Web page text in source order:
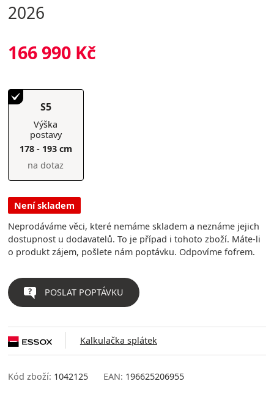
2026
166 990 Kč
S5
Výška
postavy
178 - 193 cm
na dotaz
Není skladem
Neprodáváme věci, které nemáme skladem a neznáme jejich
dostupnost u dodavatelů. To je případ i tohoto zboží. Máte-li
o produkt zájem, pošlete nám poptávku. Odpovíme fofrem.
POSLAT POPTÁVKU
Kalkulačka splátek
Kód zboží: 1042125 EAN: 196625206955